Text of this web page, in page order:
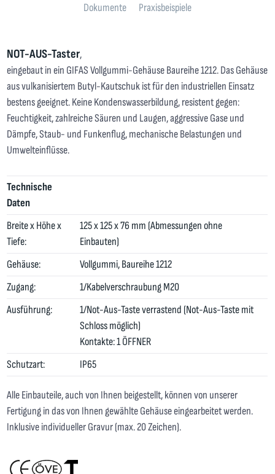
Dokumente
Praxisbeispiele
NOT-AUS-Taster,
eingebaut in ein GIFAS Vollgummi-Gehäuse Baureihe 1212. Das Gehäuse
aus vulkanisiertem Butyl-Kautschuk ist für den industriellen Einsatz
bestens geeignet. Keine Kondenswasserbildung, resistent gegen:
Feuchtigkeit, zahlreiche Säuren und Laugen, aggressive Gase und
Dämpfe, Staub- und Funkenflug, mechanische Belastungen und
Umwelteinflüsse.
Technische
Daten
Breite x Höhe x
Tiefe:
125 x 125 x 76 mm (Abmessungen ohne
Einbauten)
Gehäuse:
Vollgummi, Baureihe 1212
Zugang:
1/Kabelverschraubung M20
Ausführung:
1/Not-Aus-Taste verrastend (Not-Aus-Taste mit
Schloss möglich)
Kontakte: 1 ÖFFNER
Schutzart:
IP65
Alle Einbauteile, auch von Ihnen beigestellt, können von unserer
Fertigung in das von Ihnen gewählte Gehäuse eingearbeitet werden.
Inklusive individueller Gravur (max. 20 Zeichen).